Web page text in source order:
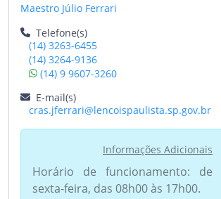
Maestro Júlio Ferrari
Telefone(s)
(14) 3263-6455
(14) 3264-9136
(14) 9 9607-3260
E-mail(s)
cras.jferrari@lencoispaulista.sp.gov.br
Informações Adicionais
Horário de funcionamento: de
sexta-feira, das 08h00 às 17h00.